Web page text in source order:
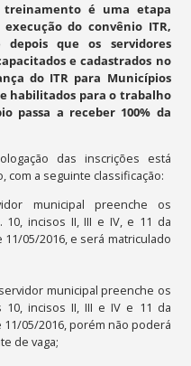
treinamento é uma etapa
do convênio ITR,
que os servidores
e cadastrados no
do ITR para Municípios
habilitados para o trabalho
passa a receber 100% da
das inscrições está
com a seguinte classificação:
municipal preenche os
incisos II, III e IV, e 11 da
11/05/2016, e será matriculado
servidor municipal preenche os
incisos II, III e IV e 11 da
11/05/2016, porém não poderá
de vaga;